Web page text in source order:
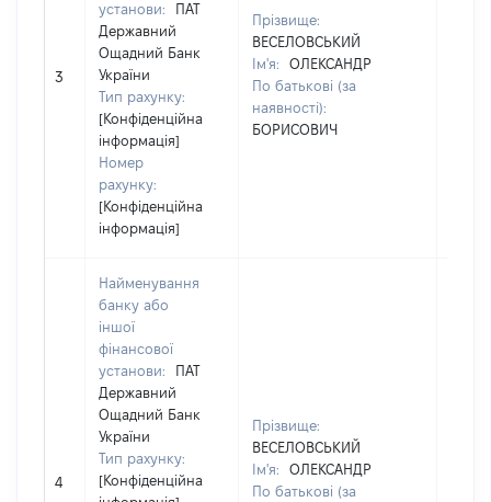
3
установи:
ПАТ
Державний
Ощадний Банк
України
Тип рахунку:
[Конфіденційна
інформація]
Номер
рахунку:
[Конфіденційна
інформація]
Прізвище:
ВЕСЕЛОВСЬКИЙ
Ім'я:
ОЛЕКСАНДР
По батькові (за
наявності):
БОРИСОВИЧ
4
Найменування
банку або
іншої
фінансової
установи:
ПАТ
Державний
Ощадний Банк
України
Тип рахунку:
[Конфіденційна
Прізвище:
ВЕСЕЛОВСЬКИЙ
Ім'я:
ОЛЕКСАНДР
По батькові (за